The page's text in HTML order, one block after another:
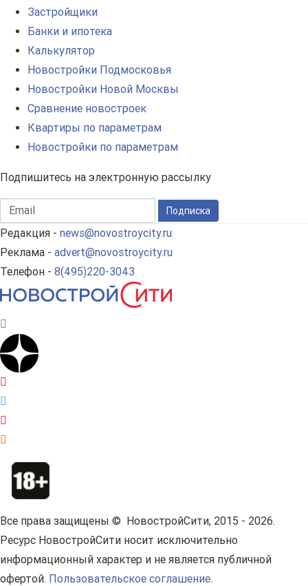
Застройщики
Банки и ипотека
Калькулятор
Новостройки Подмосковья
Новостройки Новой Москвы
Сравнение новостроек
Квартиры по параметрам
Новостройки по параметрам
Подпишитесь на электронную рассылку
Подписка
Редакция - news@novostroycity.ru
Реклама - advert@novostroycity.ru
Телефон - 8(495)220-3043
Все права защищены © НовостройСити, 2015 - 2026.
Ресурс НовостройСити носит исключительно
информационный характер и не является публичной
офертой. Пользовательское соглашение.